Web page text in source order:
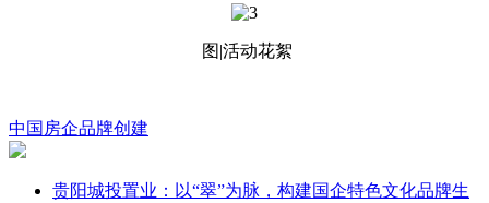
图|活动花絮
中国房企品牌创建
贵阳城投置业：以“翠”为脉，构建国企特色文化品牌生